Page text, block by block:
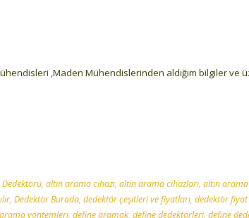
,Maden Mühendislerinden aldığım bilgiler ve
Dedektörü, altın arama cihazı, altın arama cihazları, altın
, Dedektör Burada, dedektör çeşitleri ve fiyatları, dedektör fiyat
yöntemleri, define aramak, define dedektörleri, define